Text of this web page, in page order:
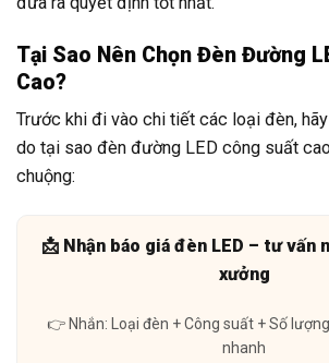
Tại Sao Nên Chọn Đèn Đường
Cao?
Trước khi đi vào chi tiết các loại đèn,
do tại sao đèn đường LED công suất
chuộng:
📩 Nhận báo giá đèn LED – tư vấn
xưởng
👉 Nhắn: Loại đèn + Công suất + Số
nhanh